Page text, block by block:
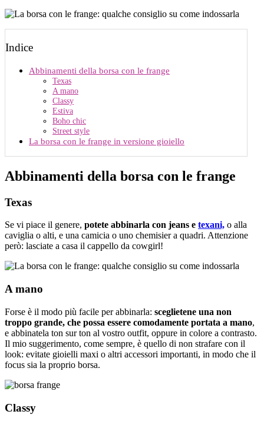
Indice
Abbinamenti della borsa con le frange
Texas
A mano
Classy
Estiva
Boho chic
Street style
La borsa con le frange in versione gioiello
Abbinamenti della borsa con le frange
Texas
Se vi piace il genere, potete abbinarla con jeans e texani, o alla
caviglia o alti, e una camicia o uno chemisier a quadri. Attenzione
però: lasciate a casa il cappello da cowgirl!
A mano
Forse è il modo più facile per abbinarla: sceglietene una non
troppo grande, che possa essere comodamente portata a mano,
e abbinatela ton sur ton al vostro outfit, oppure in colore a contrasto.
Il mio suggerimento, come sempre, è quello di non strafare con il
look: evitate gioielli maxi o altri accessori importanti, in modo che il
focus sia la proprio borsa.
Classy